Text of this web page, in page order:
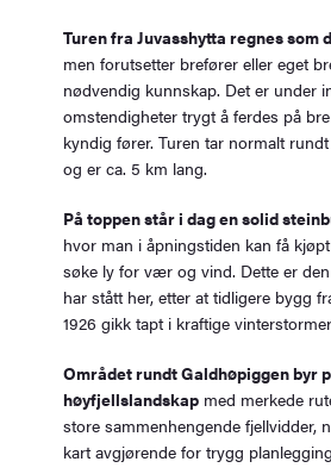
Turen fra Juvasshytta regnes som
men forutsetter brefører eller eget
nødvendig kunnskap. Det er under
omstendigheter trygt å ferdes på
kyndig fører. Turen tar normalt
og er ca. 5 km lang.
På toppen står i dag en solid
hvor man i åpningstiden kan få
søke ly for vær og vind. Dette er
har stått her, etter at tidligere bygg
1926 gikk tapt i kraftige
Området rundt Galdhøpiggen byr
høyfjellslandskapmed merkede
store sammenhengende fjellvidder,
kart avgjørende for trygg